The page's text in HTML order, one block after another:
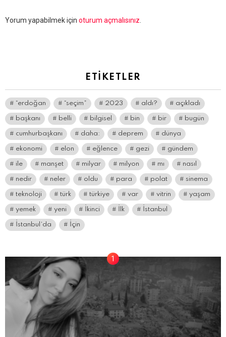
Bir
Yorum yapabilmek için oturum açmalısınız.
ETIKETLER
“erdoğan “seçim” 2023 aldı? açıkladı
başkanı belli bilgisel bin bir bugün
cumhurbaşkanı daha: deprem dünya
ekonomi elon eğlence gezi gündem
ile manşet milyar milyon mı nasıl
nedir neler oldu para polat sinema
teknoloji türk türkiye var vitrin yaşam
yemek yeni İkinci İlk İstanbul
İstanbul’da İçin